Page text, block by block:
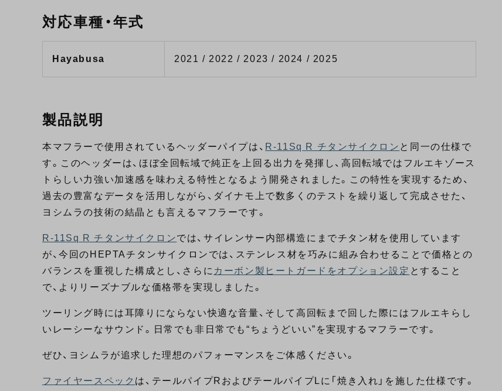
対応車種・年式
Hayabusa 2021 / 2022 / 2023 / 2024 / 2025
製品説明
本マフラーで使用されているヘッダーパイプは、 R-11Sq R チタンサイクロン と同一の仕様で
す。このヘッダーは、ほぼ全回転域で純正を上回る出力を発揮し、高回転域ではフルエキゾース
トらしい力強い加速感を味わえる特性となるよう開発されました。この特性を実現するため、
過去の豊富なデータを活用しながら、ダイナモ上で数多くのテストを繰り返して完成させた、
ヨシムラの技術の結晶とも言えるマフラーです。
R-11Sq R チタンサイクロンでは、サイレンサー内部構造にまでチタン材を使用しています
が、今回のHEPTAチタンサイクロンでは、ステンレス材を巧みに組み合わせることで価格との
バランスを重視した構成とし、さらに カーボン製ヒートガードをオプション設定 とすること
で、よりリーズナブルな価格帯を実現しました。
ツーリング時には耳障りにならない快適な音量、そして高回転まで回した際にはフルエキらし
いレーシーなサウンド。日常でも非日常でも“ちょうどいい”を実現するマフラーです。
ぜひ、ヨシムラが追求した理想のパフォーマンスをご体感ください。
ファイヤースペック は、テールパイプRおよびテールパイプLに「焼き入れ」を施した仕様です。